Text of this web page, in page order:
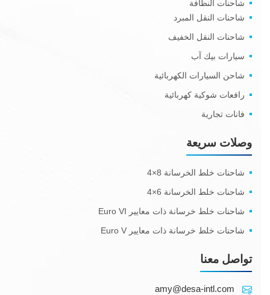
شاحنات النظافة
شاحنات النقل المبرد
شاحنات النقل الخفيف
سيارات بيك آب
شاحن السيارات الكهربائية
رافعات شوكية كهربائية
فانات تجارية
وصلات سريعة
شاحنات خلط الخرسانة 8×4
شاحنات خلط الخرسانة 6×4
شاحنات خلط خرسانة ذات معايير Euro VI
شاحنات خلط خرسانة ذات معايير Euro V
تواصل معنا
amy@desa-intl.com